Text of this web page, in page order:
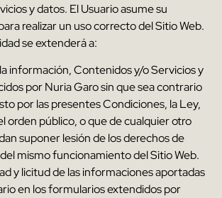
y datos. El Usuario asume su
realizar un uso correcto del Sitio Web.
se extenderá a:
información,Contenidos y/o Servicios y
porNuria Garosin que sea contrario
por las presentes Condiciones, la Ley,
orden público,o que de cualquier otro
suponer lesión de los derechos de
mismo funcionamiento del Sitio Web.
y licitud de las informaciones aportadas
en los formularios extendidos por